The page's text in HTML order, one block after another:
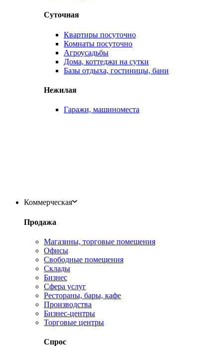
Суточная
Квартиры посуточно
Комнаты посуточно
Агроусадьбы
Дома, коттеджи на сутки
Базы отдыха, гостиницы, бани
Нежилая
Гаражи, машиноместа
Коммерческая
Продажа
Магазины, торговые помещения
Офисы
Свободные помещения
Склады
Бизнес
Сфера услуг
Рестораны, бары, кафе
Производства
Бизнес-центры
Торговые центры
Спрос